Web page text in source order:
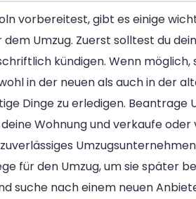
vorbereitest, gibt es einige
Umzug. Zuerst solltest du
kündigen. Wenn
in der neuen als auch in der
Dinge zu erledigen.
Wohnung und verkaufe
für den Umzug, um sie später
suche nach einem neuen